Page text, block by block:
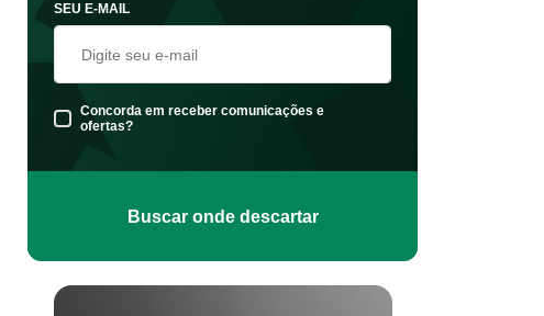
SEU E-MAIL
Concorda em receber comunicações e
ofertas?
Buscar onde descartar